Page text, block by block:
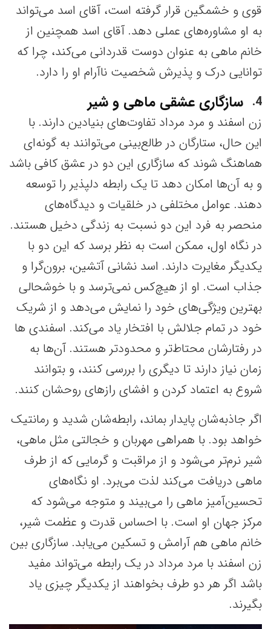
قوی و خشمگین قرار گرفته است، آقای اسد می‌تواند
به او مشاوره‌های عملی دهد. آقای اسد همچنین از
خانم ماهی به عنوان دوست قدردانی می‌کند، چرا که
توانایی درک و پذیرش شخصیت ناآرام او را دارد.
4
سازگاری عشقی ماهی و شیر
زن اسفند و مرد مرداد تفاوت‌های بنیادین دارند. با
این حال، ستارگان در طالع‌بینی می‌توانند به گونه‌ای
هماهنگ شوند که سازگاری این دو در عشق کافی باشد
و به آن‌ها امکان دهد تا یک رابطه دلپذیر را توسعه
دهند. عوامل مختلفی در خلقیات و دیدگاه‌های
منحصر به فرد این دو نسبت به زندگی دخیل هستند.
در نگاه اول، ممکن است به نظر برسد که این‌ دو با
یکدیگر مغایرت دارند. اسد نشانی آتشین، برون‌گرا و
جذاب است. او از هیچ‌کس نمی‌ترسد و با خوشحالی
بهترین ویژگی‌های خود را نمایش می‌دهد و از شریک
خود در تمام جلالش با افتخار یاد می‌کند. اسفندی ها
در رفتارشان محتاط‌تر و محدودتر هستند. آن‌ها به
زمان نیاز دارند تا دیگری را بررسی کنند، و بتوانند
شروع به اعتماد کردن و افشای رازهای روحشان کنند.
اگر جاذبه‌شان پایدار بماند، رابطه‌شان شدید و رمانتیک
خواهد بود. با همراهی مهربان و خجالتی مثل ماهی،
شیر نرم‌تر می‌شود و از مراقبت و گرمایی که از طرف
ماهی دریافت می‌کند لذت می‌برد. او نگاه‌های
تحسین‌آمیز ماهی را می‌بیند و متوجه می‌شود که
مرکز جهان او است. با احساس قدرت و عظمت شیر،
خانم ماهی هم آرامش و تسکین می‌یابد. سازگاری بین
زن اسفند با مرد مرداد در یک رابطه می‌تواند مفید
باشد اگر هر دو طرف بخواهند از یکدیگر چیزی یاد
بگیرند.